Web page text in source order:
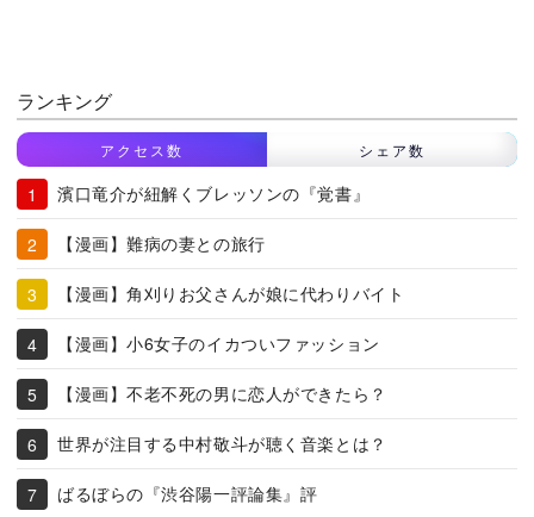
ランキング
アクセス数 シェア数
濱口竜介が紐解くブレッソンの『覚書』
【漫画】難病の妻との旅行
【漫画】角刈りお父さんが娘に代わりバイト
【漫画】小6女子のイカついファッション
【漫画】不老不死の男に恋人ができたら？
世界が注目する中村敬斗が聴く音楽とは？
ばるぼらの『渋谷陽一評論集』評